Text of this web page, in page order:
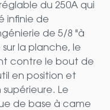
du 250A qui
infinie de
de 5/8 "à
sur la planche, le
contre le bout de
en position et
Le
de base à came